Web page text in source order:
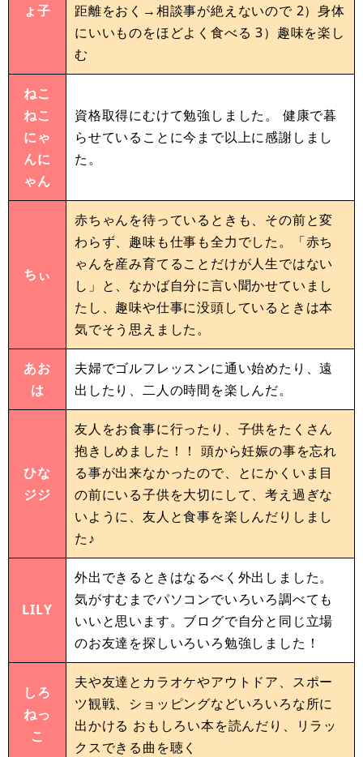
ょ子
距離をおく→相談事が絶えないので 2）身体
にいいものをほどよく食べる 3）趣味を楽し
む
ねこ
ねこ
にゃ
んに
ゃん
資格取得にむけて勉強しました。 健康で暮
らせていることに今まで以上に感謝しまし
た。
ちぃ
赤ちゃんを待っているときも、その前と変
わらず、趣味も仕事も全力でした。「赤ち
ゃんを産み育てることだけが人生ではない
し」と、なかば自分に言い聞かせていまし
たし、趣味や仕事に没頭しているときは本
気でそう思えました。
あお
は
夫婦でゴルフレッスンに通い始めたり、遠
出したり、二人の時間を楽しんだ。
ひな
ジジ
友人をお食事に行ったり、子供をたくさん
抱きしめました！！ 頭から妊娠の事を忘れ
る事が出来なかったので、とにかくいま目
の前にいる子供を大切にして、考え過ぎな
いように、友人と食事を楽しんだりしまし
た♪
LILY
外出できるときはなるべく外出しました。
気がすむまでパソコンでいろいろ調べても
いいと思います。ブログで自分と同じ立場
のお友達を探しいろいろ勉強しました！
しろ
ねっ
こ
夫や友達とカラオケやアウトドア、スポー
ツ観戦、ショッピングなどいろいろな所に
出かける おもしろい本を読んだり、リラッ
クスできる曲を聴く